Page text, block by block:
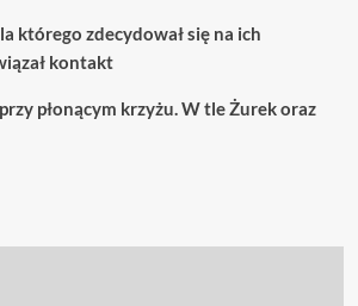
którego zdecydował się na ich
kontakt
płonącym krzyżu. W tle Żurek oraz